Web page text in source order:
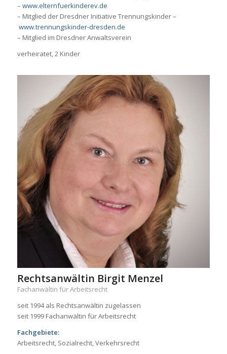
– www.elternfuerkinderev.de
– Mitglied der Dresdner Initiative Trennungskinder –
www.trennungskinder-dresden.de
– Mitglied im Dresdner Anwaltsverein
verheiratet, 2 Kinder
Rechtsanwältin Birgit Menzel
Fachanwältin für Arbeitsrecht
seit 1994 als Rechtsanwältin zugelassen
seit 1999 Fachanwältin für Arbeitsrecht
Fachgebiete:
Arbeitsrecht, Sozialrecht, Verkehrsrecht